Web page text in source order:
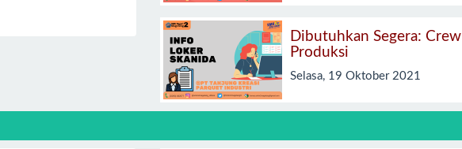
Dibutuhkan Segera: Crew
Produksi
Selasa, 19 Oktober 2021